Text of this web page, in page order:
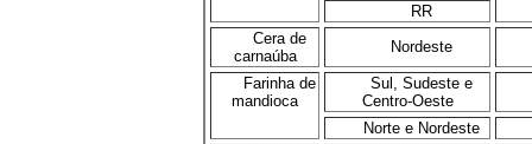
RR
Cera de
carnaúba
Nordeste
Farinha de
mandioca
Sul, Sudeste e
Centro-Oeste
Norte e Nordeste